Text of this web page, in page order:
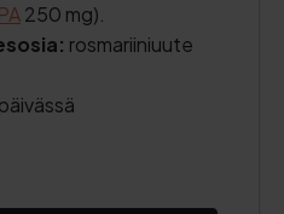
250 mg).
rosmariiniuute